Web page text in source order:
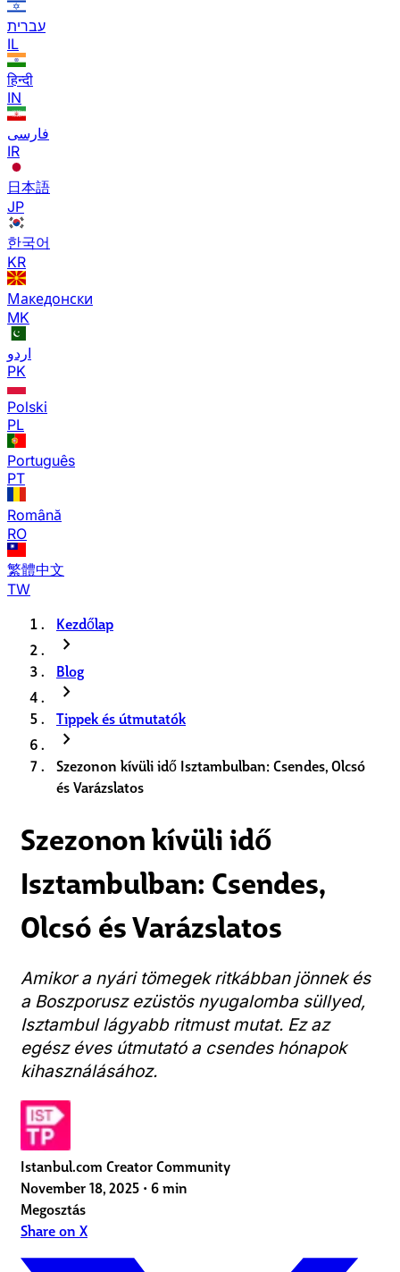
עברית
IL
हिन्दी
IN
فارسی
IR
日本語
JP
한국어
KR
Македонски
MK
اردو
PK
Polski
PL
Português
PT
Română
RO
繁體中文
TW
Kezdőlap
chevron_right
Blog
chevron_right
Tippek és útmutatók
chevron_right
Szezonon kívüli idő Isztambulban: Csendes, Olcsó
és Varázslatos
Szezonon kívüli idő
Isztambulban: Csendes,
Olcsó és Varázslatos
Amikor a nyári tömegek ritkábban jönnek és
a Boszporusz ezüstös nyugalomba süllyed,
Isztambul lágyabb ritmust mutat. Ez az
egész éves útmutató a csendes hónapok
kihasználásához.
Istanbul.com Creator Community
November 18, 2025 • 6 min
Megosztás
Share on X